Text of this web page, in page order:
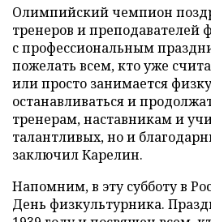
Олимпийский чемпион
тренеров и преподавателей
с профессиональным
пожелать всем, кто уже
или просто занимается
останавливаться и
тренерам, наставникам и
талантливых, но и
заключил Карелин.
Напомним, в эту субботу в
День физкультурника.